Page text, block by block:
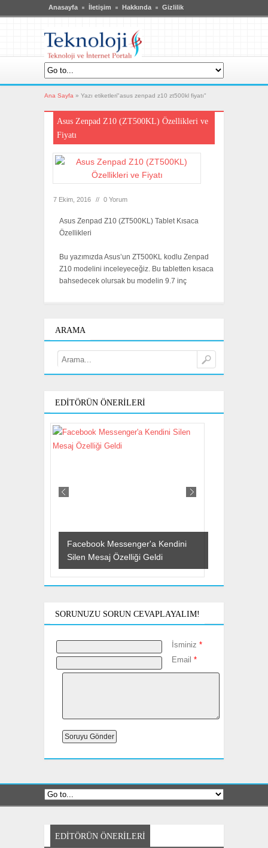
Anasayfa İletişim Hakkında Gizlilik
Ana Sayfa » Yazı etiketleri"asus zenpad z10 zt500kl fiyatı"
Asus Zenpad Z10 (ZT500KL) Özellikleri ve
Fiyatı
7 Ekim, 2016 // 0 Yorum
Asus Zenpad Z10 (ZT500KL) Tablet Kısaca
Özellikleri
Bu yazımızda Asus’un ZT500KL kodlu Zenpad
Z10 modelini inceleyeceğiz. Bu tabletten kısaca
bahsedecek olursak bu modelin 9.7 inç
ARAMA
EDITÖRÜN ÖNERILERI
Facebook Messenger'a Kendini
Silen Mesaj Özelliği Geldi
SORUNUZU SORUN CEVAPLAYALIM!
İsminiz *
Email *
EDITÖRÜN ÖNERILERI